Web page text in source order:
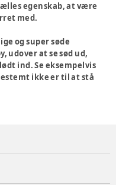
egenskab, at være
med.
og super søde
udover at se sød ud,
ind. Se eksempelvis
ikke er til at stå